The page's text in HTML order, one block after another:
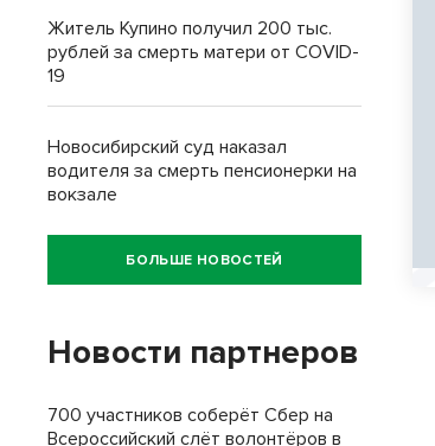
Житель Купино получил 200 тыс.
рублей за смерть матери от COVID-
19
Новосибирский суд наказал
водителя за смерть пенсионерки на
вокзале
БОЛЬШЕ НОВОСТЕЙ
Новости партнеров
700 участников соберёт Сбер на
Всероссийский слёт волонтёров в